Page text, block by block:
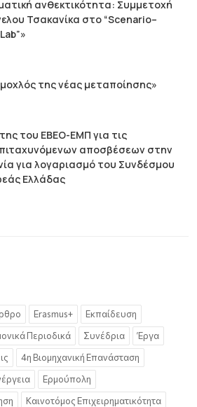
ανθεκτικότητα: Συμμετοχή
Τσακανίκα στο “Scenario–
της νέας μεταποίησης»
του ΕΒΕΟ-ΕΜΠ για τις
αποσβέσεων στην
για λογαριασμό του Συνδέσμου
Ελλάδας
Erasmus+
Εκπαίδευση
Περιοδικά Συνέδρια
Έργα
4η Βιομηχανική Επανάσταση
Ερμούπολη
Καινοτόμος Επιχειρηματικότητα